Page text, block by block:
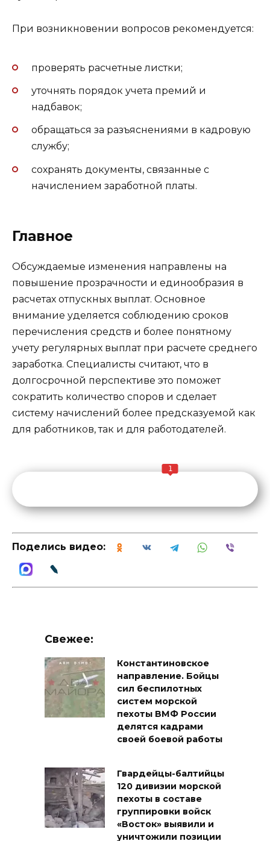
При возникновении вопросов рекомендуется:
проверять расчетные листки;
уточнять порядок учета премий и
надбавок;
обращаться за разъяснениями в кадровую
службу;
сохранять документы, связанные с
начислением заработной платы.
Главное
Обсуждаемые изменения направлены на
повышение прозрачности и единообразия в
расчетах отпускных выплат. Основное
внимание уделяется соблюдению сроков
перечисления средств и более понятному
учету регулярных выплат при расчете среднего
заработка. Специалисты считают, что в
долгосрочной перспективе это поможет
сократить количество споров и сделает
систему начислений более предсказуемой как
для работников, так и для работодателей.
1
Поделись видео:
Свежее:
Константиновское
направление. Бойцы
сил беспилотных
систем морской
пехоты ВМФ России
делятся кадрами
своей боевой работы
Гвардейцы-балтийцы
120 дивизии морской
пехоты в составе
группировки войск
«Восток» выявили и
уничтожили позиции